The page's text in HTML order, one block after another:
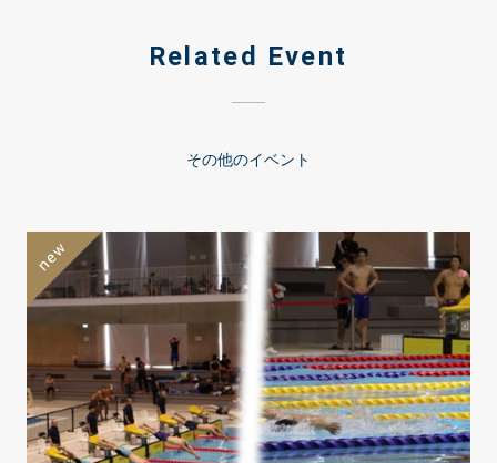
Related Event
その他のイベント